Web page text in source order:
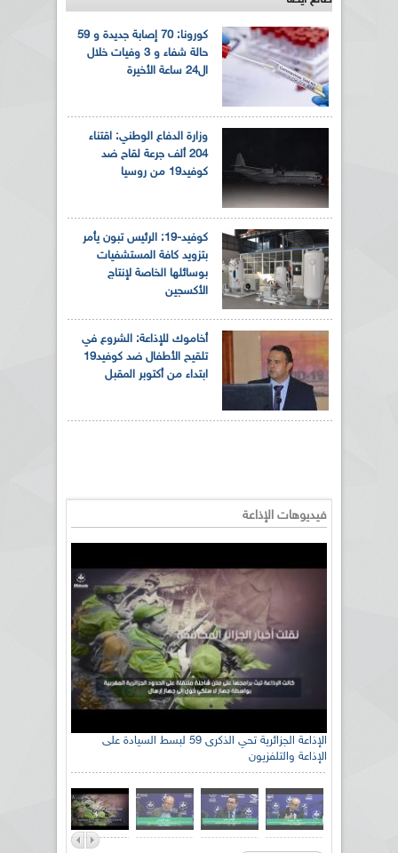
كورونا: 70 إصابة جديدة و 59
حالة شفاء و 3 وفيات خلال
ال24 ساعة الأخيرة
وزارة الدفاع الوطني: اقتناء
204 ألف جرعة لقاح ضد
كوفيد19 من روسيا
كوفيد-19: الرئيس تبون يأمر
بتزويد كافة المستشفيات
بوسائلها الخاصة لإنتاج
الأكسجين
أخاموك للإذاعة: الشروع في
تلقيح الأطفال ضد كوفيد19
ابتداء من أكتوبر المقبل
فيديوهات الإذاعة
الإذاعة الجزائرية تحي الذكرى 59 لبسط السيادة على
الإذاعة والتلفزيون